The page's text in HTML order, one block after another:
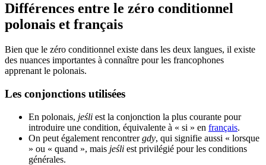
Différences entre le zéro conditionnel
polonais et français
Bien que le zéro conditionnel existe dans les deux langues, il existe
des nuances importantes à connaître pour les francophones
apprenant le polonais.
Les conjonctions utilisées
En polonais, jeśli est la conjonction la plus courante pour
introduire une condition, équivalente à « si » en français.
On peut également rencontrergdy, qui signifie aussi « lorsque
» ou « quand », mais jeśli est privilégié pour les conditions
générales.